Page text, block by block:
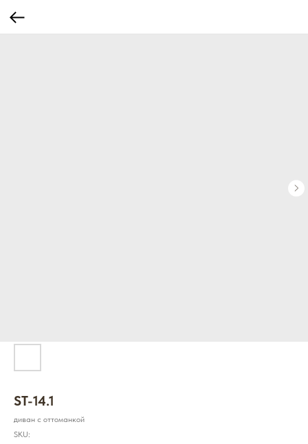
ST-14.1
диван с оттоманкой
SKU: